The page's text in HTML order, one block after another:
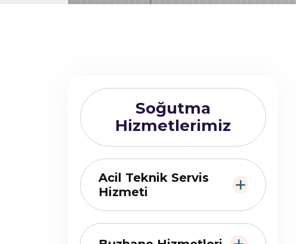
Soğutma
Hizmetlerimiz
Acil Teknik Servis
Hizmeti